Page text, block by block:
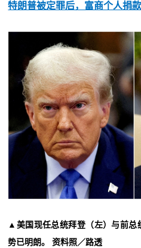
特朗普被定罪后，富商个人捐
▲美国现任总统拜登（左）与前总
势已明朗。 资料照／路透